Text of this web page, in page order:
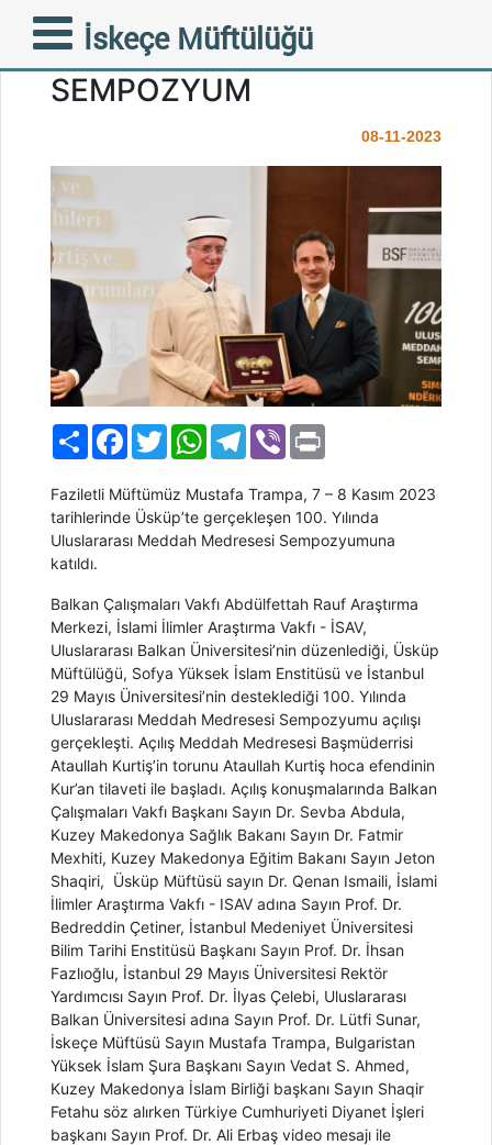
İskeçe Müftülüğü
ÜSKÜP’TE
ULUSLARARASI
SEMPOZYUM
08-11-2023
PaylaşFacebook
TwitterWhatsAppTelegram
Viber
Faziletli Müftümüz Mustafa Trampa, 7 – 8 Kasım 2023
tarihlerinde Üsküp’te gerçekleşen 100. Yılında
Uluslararası Meddah Medresesi Sempozyumuna
katıldı.
Balkan Çalışmaları Vakfı Abdülfettah Rauf Araştırma
Merkezi, İslami İlimler Araştırma Vakfı - İSAV,
Uluslararası Balkan Üniversitesi’nin düzenlediği, Üsküp
Müftülüğü, Sofya Yüksek İslam Enstitüsü ve İstanbul
29 Mayıs Üniversitesi’nin desteklediği 100. Yılında
Uluslararası Meddah Medresesi Sempozyumu açılışı
gerçekleşti. Açılış Meddah Medresesi Başmüderrisi
Ataullah Kurtiş’in torunu Ataullah Kurtiş hoca efendinin
Kur’an tilaveti ile başladı. Açılış konuşmalarında Balkan
Çalışmaları Vakfı Başkanı Sayın Dr. Sevba Abdula,
Kuzey Makedonya Sağlık Bakanı Sayın Dr. Fatmir
Mexhiti, Kuzey Makedonya Eğitim Bakanı Sayın Jeton
Shaqiri, Üsküp Müftüsü sayın Dr. Qenan Ismaili, İslami
İlimler Araştırma Vakfı - ISAV adına Sayın Prof. Dr.
Bedreddin Çetiner, İstanbul Medeniyet Üniversitesi
Bilim Tarihi Enstitüsü Başkanı Sayın Prof. Dr. İhsan
Fazlıoğlu, İstanbul 29 Mayıs Üniversitesi Rektör
Yardımcısı Sayın Prof. Dr. İlyas Çelebi, Uluslararası
Balkan Üniversitesi adına Sayın Prof. Dr. Lütfi Sunar,
İskeçe Müftüsü Sayın Mustafa Trampa, Bulgaristan
Yüksek İslam Şura Başkanı Sayın Vedat S. Ahmed,
Kuzey Makedonya İslam Birliği başkanı Sayın Shaqir
Fetahu söz alırken Türkiye Cumhuriyeti Diyanet İşleri
başkanı Sayın Prof. Dr. Ali Erbaş video mesajı ile